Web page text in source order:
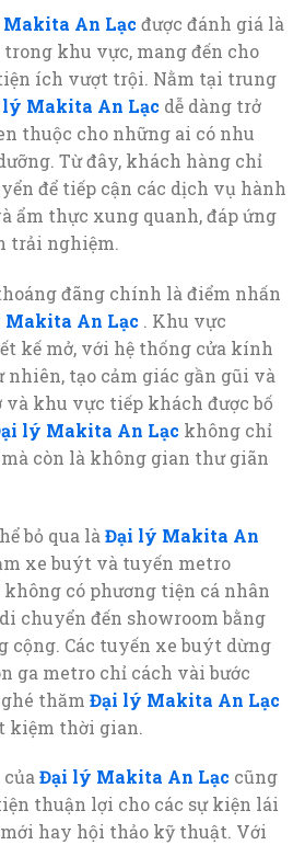
An Lạc được đánh giá là
khu vực, mang đến cho
ích vượt trội. Nằm tại trung
Makita An Lạc dễ dàng trở
thuộc cho những ai có nhu
Từ đây, khách hàng chỉ
để tiếp cận các dịch vụ hành
ẩm thực xung quanh, đáp ứng
trải nghiệm.
đãng chính là điểm nhấn
An Lạc . Khu vực
kế mở, với hệ thống cửa kính
nhiên, tạo cảm giác gần gũi và
và khu vực tiếp khách được bố
lý Makita An Lạc không chỉ
còn là không gian thư giãn
bỏ qua là Đại lý Makita An
xe buýt và tuyến metro
có phương tiện cá nhân
chuyển đến showroom bằng
cộng. Các tuyến xe buýt dừng
ga metro chỉ cách vài bước
thăm Đại lý Makita An Lạc
kiệm thời gian.
Đại lý Makita An Lạc cũng
thuận lợi cho các sự kiện lái
hay hội thảo kỹ thuật. Với